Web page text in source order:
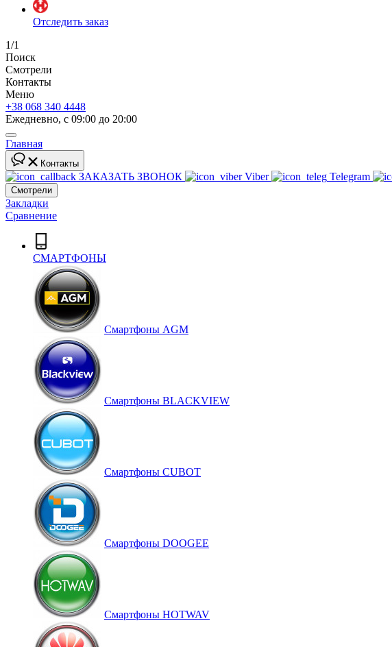
Отследить заказ
1/1
Поиск
Смотрели
Контакты
Меню
+38 068 340 4448
Ежедневно, с 09:00 до 20:00
Главная
Контакты
ЗАКАЗАТЬ ЗВОНОК Viber Telegram
Смотрели
Закладки
Сравнение
СМАРТФОНЫ
Смартфоны AGM
Смартфоны BLACKVIEW
Смартфоны CUBOT
Смартфоны DOOGEE
Смартфоны HOTWAV